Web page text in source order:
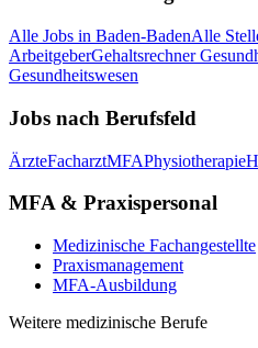
Alle Jobs in Baden-BadenAlle
ArbeitgeberGehaltsrechner
Gesundheitswesen
Jobs nach Berufsfeld
ÄrzteFacharztMFAPhysiotherapie
MFA & Praxispersonal
Medizinische Fachangestellte
Praxismanagement
MFA-Ausbildung
Weitere medizinische Berufe